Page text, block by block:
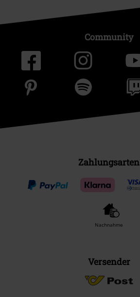
Community
Zahlungsarten
Nachnahme
Versender